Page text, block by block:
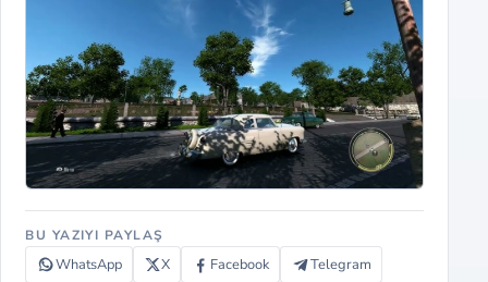
BU YAZIYI PAYLAŞ
WhatsApp X Facebook
Telegram